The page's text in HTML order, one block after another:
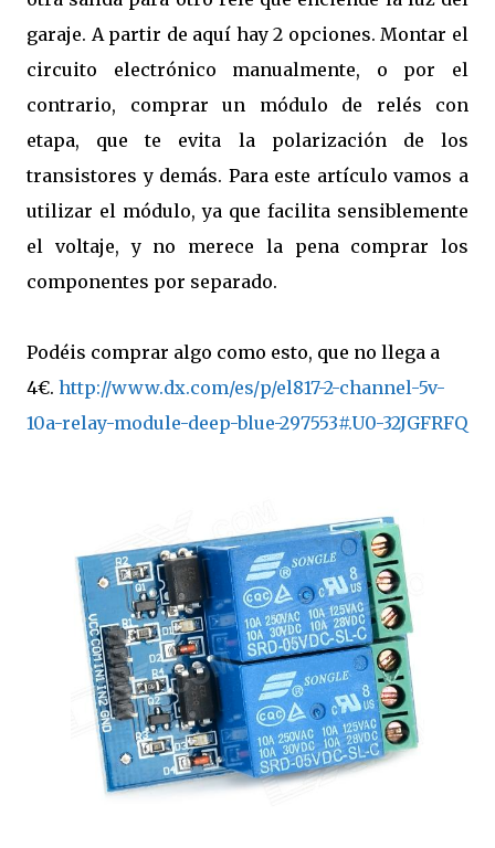
garaje. A partir de aquí hay 2 opciones. Montar el
circuito electrónico manualmente, o por el
contrario, comprar un módulo de relés con
etapa, que te evita la polarización de los
transistores y demás. Para este artículo vamos a
utilizar el módulo, ya que facilita sensiblemente
el voltaje, y no merece la pena comprar los
componentes por separado.
Podéis comprar algo como esto, que no llega a
4€. http://www.dx.com/es/p/el817-2-channel-5v-
10a-relay-module-deep-blue-297553#.U0-32JGFRFQ